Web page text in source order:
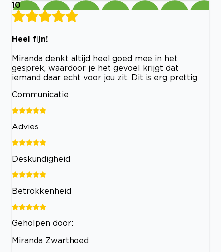
10
Heel fijn!
Miranda denkt altijd heel goed mee in het
gesprek, waardoor je het gevoel krijgt dat
iemand daar echt voor jou zit. Dit is erg prettig
Communicatie
Advies
Deskundigheid
Betrokkenheid
Geholpen door:
Miranda Zwarthoed